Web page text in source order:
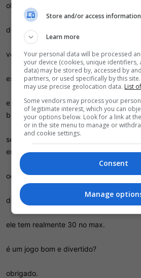
ola .
dei uma lhado no forum outer space ,e
vc terminou a historia principal em 30
estava querendo um rpg curto com
e pelo q vi os graficos sao pessimos,
bom.
sem contar q o historia principal for de
encaixaria perfeitamente para mim.
oq vc axa?
devo comprar?
ele tem realmente 30 no max.
é um jogo bom e divertido?
obrigado.
Store and/or access
Learn more
Your personal data will be processed
your device (cookies, unique identifiers,
data) may be stored by, accessed by
partners, or used specifically by this
may use precise geolocation data. List
Some vendors may process your
of legitimate interest, which you can
your options below. Look for a link at
or in the site menu to manage or
and cookie settings.
Consent
Manage